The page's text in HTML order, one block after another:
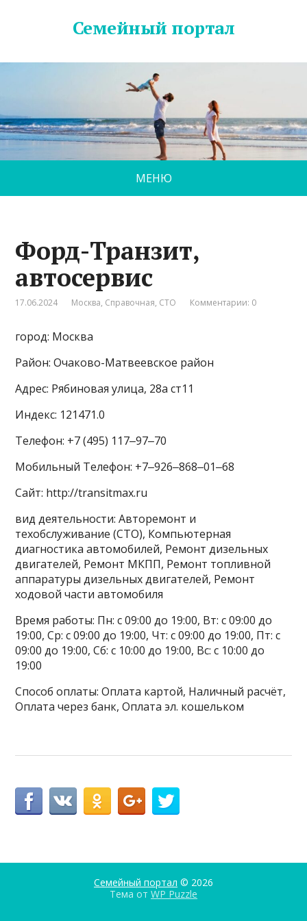
Семейный портал
МЕНЮ
Форд-Транзит,
автосервис
17.06.2024 Москва, Справочная, СТО Комментарии: 0
город: Москва
Район: Очаково-Матвеевское район
Адрес: Рябиновая улица, 28а ст11
Индекс: 121471.0
Телефон: +7 (495) 117‒97‒70
Мобильный Телефон: +7‒926‒868‒01‒68
Сайт: http://transitmax.ru
вид деятельности: Авторемонт и
техобслуживание (СТО), Компьютерная
диагностика автомобилей, Ремонт дизельных
двигателей, Ремонт МКПП, Ремонт топливной
аппаратуры дизельных двигателей, Ремонт
ходовой части автомобиля
Время работы: Пн: с 09:00 до 19:00, Вт: с 09:00 до
19:00, Ср: с 09:00 до 19:00, Чт: с 09:00 до 19:00, Пт: с
09:00 до 19:00, Сб: с 10:00 до 19:00, Вс: с 10:00 до
19:00
Способ оплаты: Оплата картой, Наличный расчёт,
Оплата через банк, Оплата эл. кошельком
Семейный портал © 2026
Тема от WP Puzzle